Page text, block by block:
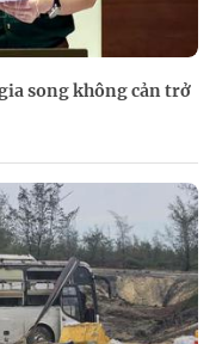
song không cản trở